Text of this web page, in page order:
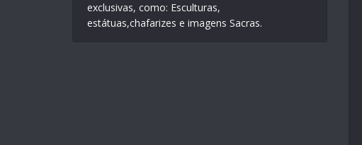
exclusivas, como: Esculturas,
estátuas,chafarizes e imagens Sacras.